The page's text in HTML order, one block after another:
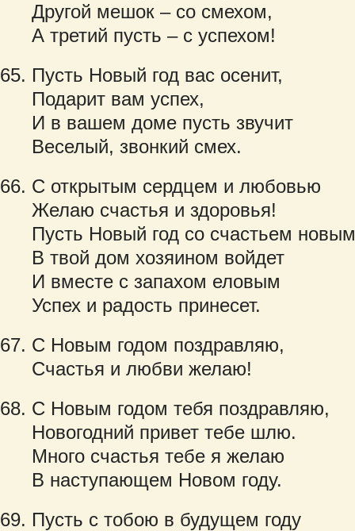
Другой мешок – со смехом,
А третий пусть – с успехом!
Пусть Новый год вас осенит,
Подарит вам успех,
И в вашем доме пусть звучит
Веселый, звонкий смех.
С открытым сердцем и любовью
Желаю счастья и здоровья!
Пусть Новый год со счастьем новым
В твой дом хозяином войдет
И вместе с запахом еловым
Успех и радость принесет.
С Новым годом поздравляю,
Счастья и любви желаю!
С Новым годом тебя поздравляю,
Новогодний привет тебе шлю.
Много счастья тебе я желаю
В наступающем Новом году.
Пусть с тобою в будущем году